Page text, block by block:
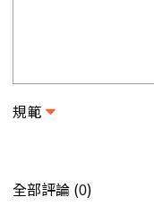
規範
全部評論 (0)